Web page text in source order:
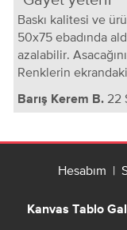
Baskı kalitesi ve
50x75 ebadında
azalabilir.
Renklerin
Barış Kerem B. 22
Hesabım |
Kanvas Tablo